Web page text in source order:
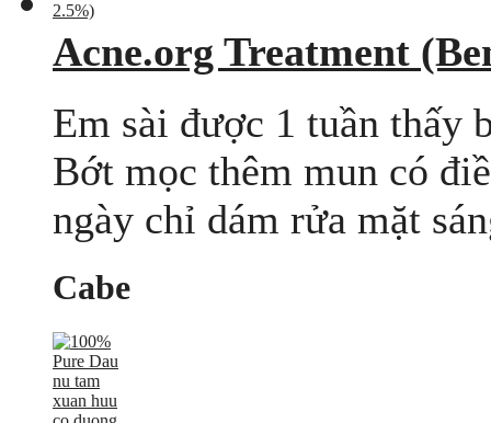
Acne.org Treatment
Em sài được 1 tuần thấy
Bớt mọc thêm mun có
ngày chỉ dám rửa mặt
Cabe